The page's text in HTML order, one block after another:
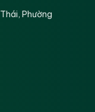
Phường